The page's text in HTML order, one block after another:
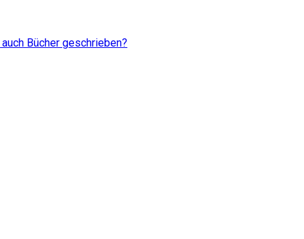
Bücher geschrieben?